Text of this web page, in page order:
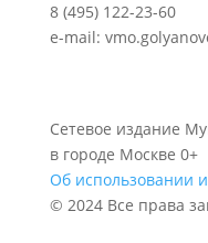
8 (495) 122-23-60
e-mail:
Сетевое издание
в городе Москве 0+
Об использовании
© 2024 Все права